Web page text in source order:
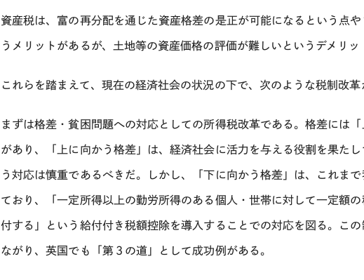
資産税は、富の再分配を通じた資産格差の是正が可能になるという点
うメリットがあるが、土地等の資産価格の評価が難しいというデメリッ
これらを踏まえて、現在の経済社会の状況の下で、次のような税制改革
まずは格差・貧困問題への対応としての所得税改革である。格差には
があり、「上に向かう格差」は、経済社会に活力を与える役割を果た
う対応は慎重であるべきだ。しかし、「下に向かう格差」は、これま
ており、「一定所得以上の勤労所得のある個人・世帯に対して一定額
付する」という給付付き税額控除を導入することでの対応を図る。こ
ながり、英国でも「第３の道」として成功例がある。